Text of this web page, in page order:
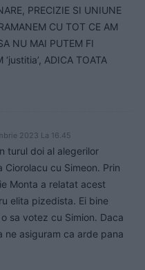
PRECIZIE SI UNIUNE
CU TOT CE AM
NU MAI PUTEM FI
ADICA TOATA
2023 La 16.45
turul doi al alegerilor
cu Simeon. Prin
Monta a relatat acest
elita pizedista. Ei bine
sa votez cu Simion. Daca
ne asiguram ca arde pana